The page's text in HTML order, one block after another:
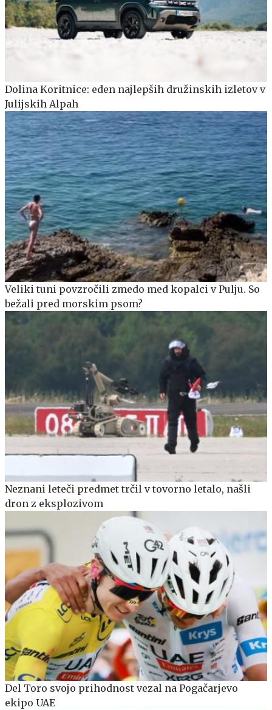
Dolina Koritnice: eden najlepših družinskih izletov v
Julijskih Alpah
Veliki tuni povzročili zmedo med kopalci v Pulju. So
bežali pred morskim psom?
Neznani leteči predmet trčil v tovorno letalo, našli
dron z eksplozivom
Del Toro svojo prihodnost vezal na Pogačarjevo
ekipo UAE